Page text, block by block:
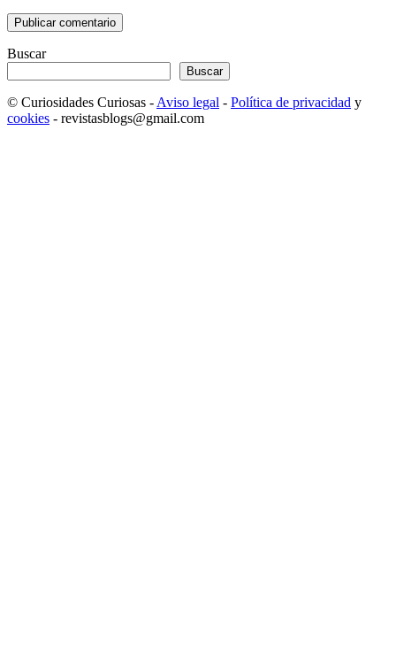
Buscar
Buscar
© Curiosidades Curiosas - Aviso legal - Política de privacidad y
cookies - revistasblogs@gmail.com